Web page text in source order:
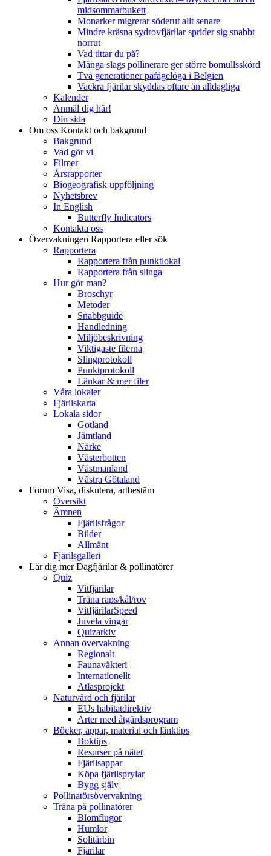
midsommarbukett
Monarker migrerar söderut allt senare
Mindre kräsna sydrovfjärilar sprider sig snabbt
norrut
Vad tittar du på?
Många slags pollinerare ger större bomullsskörd
Två generationer påfågelöga i Belgien
Vackra fjärilar skyddas oftare än alldagliga
Kalender
Anmäl dig här!
Din sida
Om oss Kontakt och bakgrund
Bakgrund
Vad gör vi
Filmer
Årsrapporter
Biogeografisk uppföljning
Nyhetsbrev
In English
Butterfly Indicators
Kontakta oss
Övervakningen Rapportera eller sök
Rapportera
Rapportera från punktlokal
Rapportera från slinga
Hur gör man?
Broschyr
Metoder
Snabbguide
Handledning
Miljöbeskrivning
Viktigaste filerna
Slingprotokoll
Punktprotokoll
Länkar & mer filer
Våra lokaler
Fjärilskarta
Lokala sidor
Gotland
Jämtland
Närke
Västerbotten
Västmanland
Västra Götaland
Forum Visa, diskutera, artbestäm
Översikt
Ämnen
Fjärilsfrågor
Bilder
Allmänt
Fjärilsgalleri
Lär dig merDagfjärilar & pollinatörer
Quiz
Vitfjärilar
Träna raps/kål/rov
VitfjärilarSpeed
Juvela vingar
Quizarkiv
Annan övervakning
Regionalt
Faunaväkteri
Internationellt
Atlasprojekt
Naturvård och fjärilar
EUs habitatdirektiv
Arter med åtgärdsprogram
Böcker, appar, material och länktips
Boktips
Resurser på nätet
Fjärilsappar
Köpa fjärilsprylar
Bygg själv
Pollinatörsövervakning
Träna på pollinatörer
Blomflugor
Humlor
Solitärbin
Fjärilar